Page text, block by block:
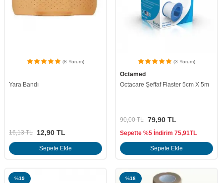
(8 Yorum)
Yara Bandı
16,13TL 12,90 TL
Sepete Ekle
(3 Yorum)
Octamed
Octacare Şeffaf Flaster 5cm X 5m
90,00TL 79,90 TL
Sepette %5 İndirim 75,91TL
Sepete Ekle
%19 %18